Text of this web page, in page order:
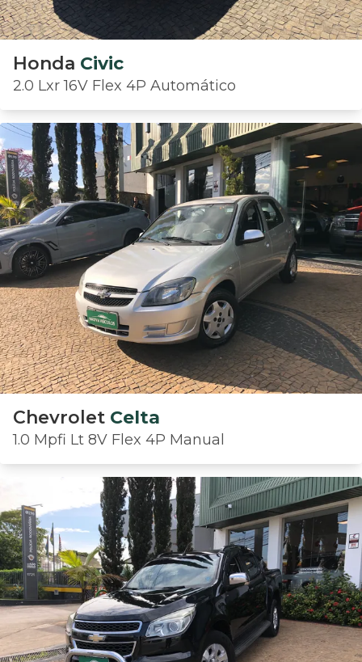
Honda Civic
2.0 Lxr 16V Flex 4P Automático
Chevrolet Celta
1.0 Mpfi Lt 8V Flex 4P Manual